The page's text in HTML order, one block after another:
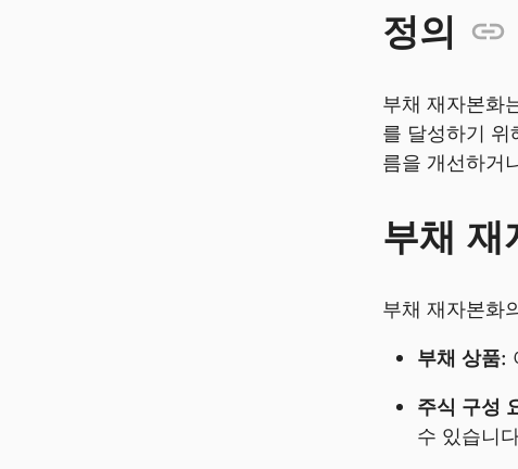
정의
부채 재자본화
를 달성하기
름을 개선하거
부채 재
부채 재자본화
부채 상품:
주식 구성
수 있습니